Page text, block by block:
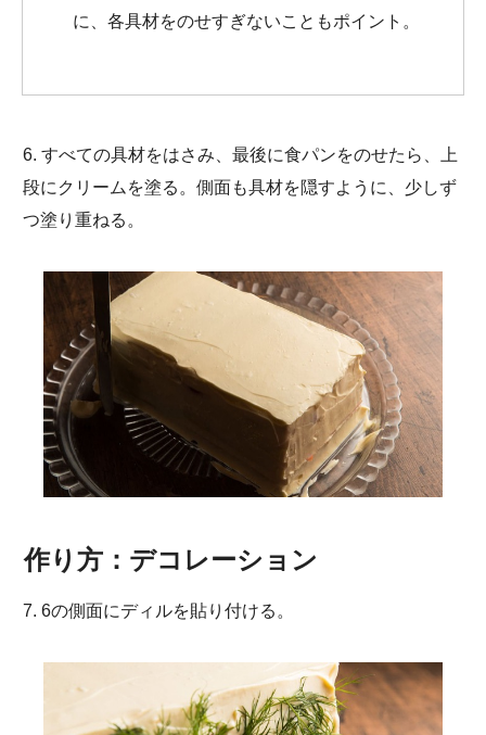
に、各具材をのせすぎないこともポイント。
6. すべての具材をはさみ、最後に食パンをのせたら、上
段にクリームを塗る。側面も具材を隠すように、少しず
つ塗り重ねる。
作り方：デコレーション
7. 6の側面にディルを貼り付ける。